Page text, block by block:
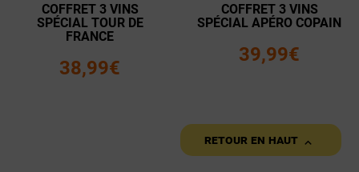
COFFRET 3 VINS
SPÉCIAL TOUR DE
FRANCE
38,99€
COFFRET 3 VINS
SPÉCIAL APÉRO COPAIN
39,99€
Retour en haut 